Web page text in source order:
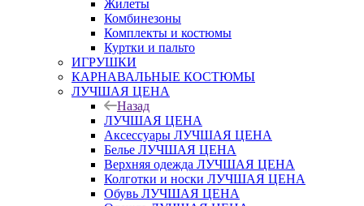
Жилеты
Комбинезоны
Комплекты и костюмы
Куртки и пальто
ИГРУШКИ
КАРНАВАЛЬНЫЕ КОСТЮМЫ
ЛУЧШАЯ ЦЕНА
Назад
ЛУЧШАЯ ЦЕНА
Аксессуары ЛУЧШАЯ ЦЕНА
Белье ЛУЧШАЯ ЦЕНА
Верхняя одежда ЛУЧШАЯ ЦЕНА
Колготки и носки ЛУЧШАЯ ЦЕНА
Обувь ЛУЧШАЯ ЦЕНА